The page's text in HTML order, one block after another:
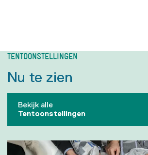
TENTOONSTELLINGEN
Nu te zien
Bekijk alle
Tentoonstellingen